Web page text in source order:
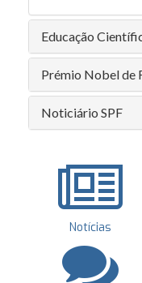
Educação
Prémio Nobel de
Noticiário SPF
Notícias